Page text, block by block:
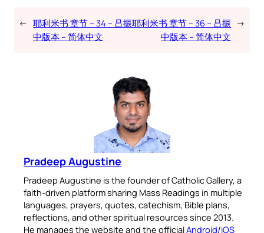
← 耶利米书 章节 – 34 – 吕振
中版本 – 简体中文
耶利米书 章节 – 36 – 吕振
中版本 – 简体中文
→
Pradeep Augustine
Pradeep Augustine is the founder of Catholic Gallery, a
faith-driven platform sharing Mass Readings in multiple
languages, prayers, quotes, catechism, Bible plans,
reflections, and other spiritual resources since 2013.
He manages the website and the officialAndroid/iOS